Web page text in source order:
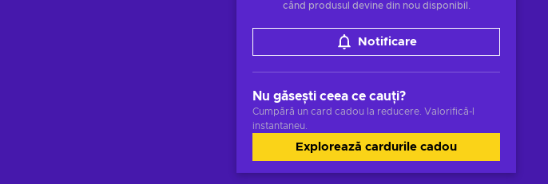
când produsul devine din nou disponibil.
Notificare
Nu găsești ceea ce cauți?
Cumpără un card cadou la reducere. Valorifică-l
instantaneu.
Explorează cardurile cadou